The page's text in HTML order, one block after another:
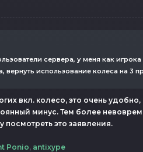
сервера, у меня как
вернуть использование колеса на
вкл. колесо, это очень
минус. Тем более
это заявления.
Ponio, antixype